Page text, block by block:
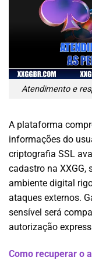
Atendimento e
A plataforma
informações do
criptografia SSL
cadastro na XXGG,
ambiente digital
ataques externos.
sensível será
autorização
Como recuperar o